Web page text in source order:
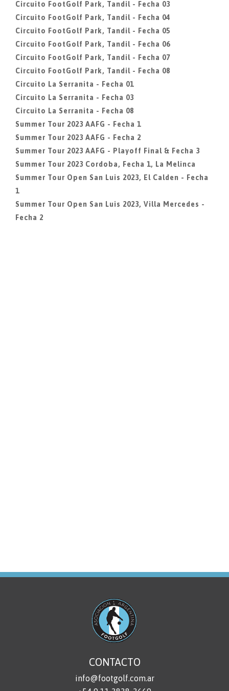
Circuito FootGolf Park, Tandil - Fecha 03
Circuito FootGolf Park, Tandil - Fecha 04
Circuito FootGolf Park, Tandil - Fecha 05
Circuito FootGolf Park, Tandil - Fecha 06
Circuito FootGolf Park, Tandil - Fecha 07
Circuito FootGolf Park, Tandil - Fecha 08
Circuito La Serranita - Fecha 01
Circuito La Serranita - Fecha 03
Circuito La Serranita - Fecha 08
Summer Tour 2023 AAFG - Fecha 1
Summer Tour 2023 AAFG - Fecha 2
Summer Tour 2023 AAFG - Playoff Final & Fecha 3
Summer Tour 2023 Cordoba, Fecha 1, La Melinca
Summer Tour Open San Luis 2023, El Calden - Fecha
1
Summer Tour Open San Luis 2023, Villa Mercedes -
Fecha 2
CONTACTO
info@footgolf.com.ar